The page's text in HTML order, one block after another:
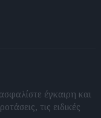
έγκαιρη και
τις ειδικές